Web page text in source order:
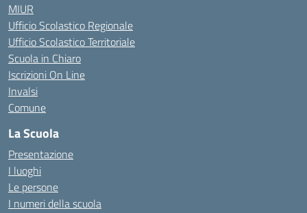
MIUR
Ufficio Scolastico Regionale
Ufficio Scolastico Territoriale
Scuola in Chiaro
Iscrizioni On Line
Invalsi
Comune
La Scuola
Presentazione
I luoghi
Le persone
I numeri della scuola